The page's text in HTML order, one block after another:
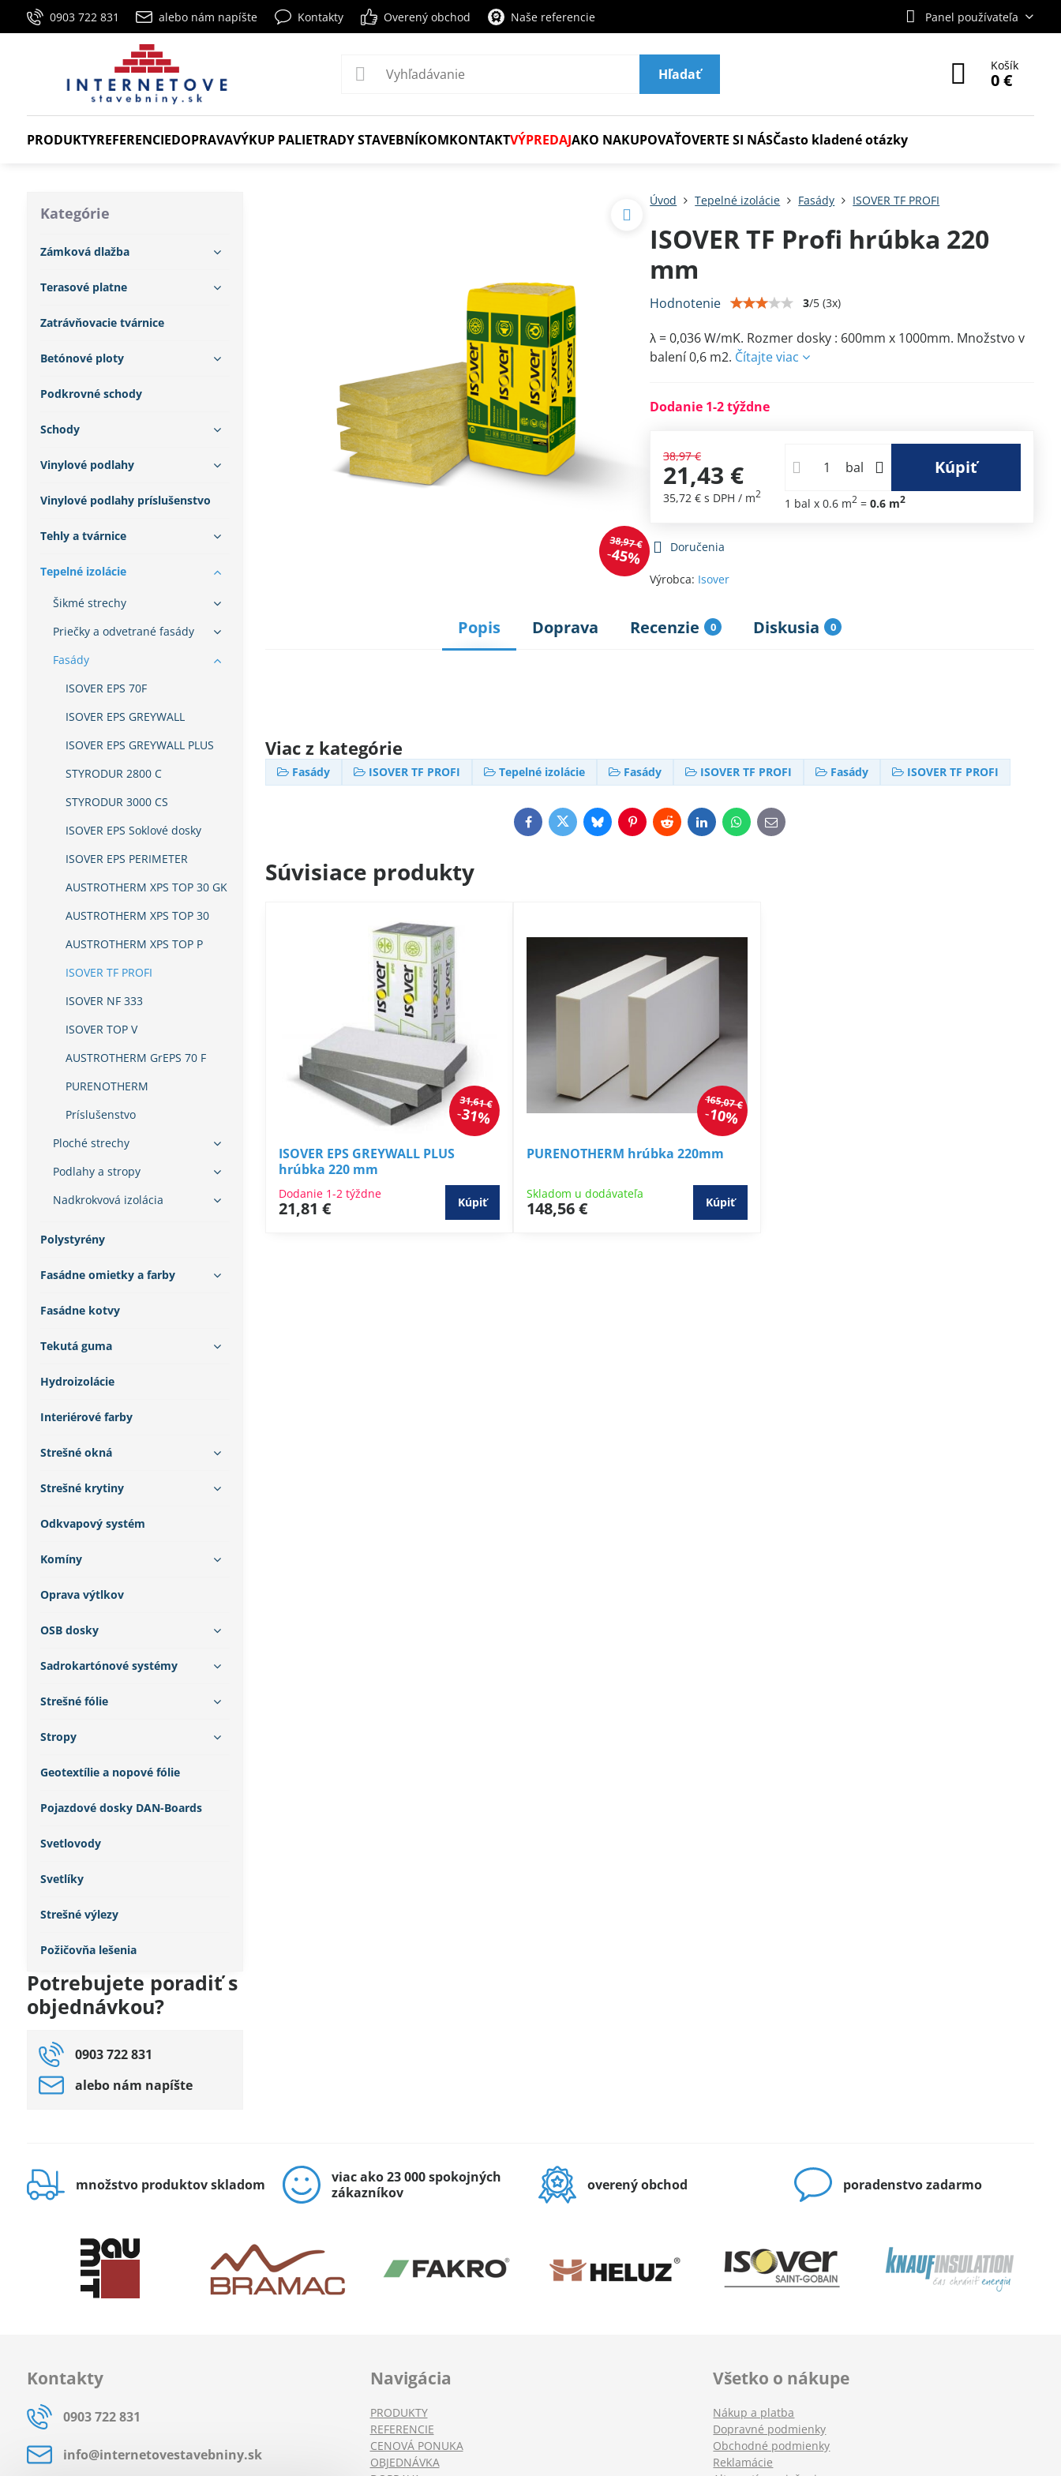
0903 722 831 alebo nám napíšte Kontakty Overený obchod Naše referencie Panel používateľa
Hľadať
Košík
0 €
PRODUKTYREFERENCIEDOPRAVAVÝKUP PALIETRADY STAVEBNÍKOMKONTAKTVÝPREDAJAKO NAKUPOVAŤOVERTE SI NÁSČasto kladené otázky
38,97 €
45%
Úvod Tepelné izolácie Fasády ISOVER TF PROFI
ISOVER TF Profi hrúbka 220
mm
Hodnotenie 3/5 (3x)
λ = 0,036 W/mK. Rozmer dosky : 600mm x 1000mm. Množstvo v
balení 0,6 m2. Čítajte viac
Dodanie 1-2 týždne
38,97 €
21,43 €
35,72 € s DPH / m2
bal Kúpiť
1 balx 0.6 m2 =0.6 m2
Doručenia
Výrobca: Isover
Popis Doprava Recenzie 0 Diskusia 0
Viac z kategórie
Fasády ISOVER TF PROFI Tepelné izolácie Fasády ISOVER TF PROFI Fasády ISOVER TF PROFI
FacebookTwitterBlueskyPinterestRedditLinkedInWhatsApp
E-
mail
Súvisiace produkty
31,61 €
31%
ISOVER EPS GREYWALL PLUS
hrúbka 220 mm
Dodanie 1-2 týždne
21,81 € Kúpiť
165,07 €
10%
PURENOTHERM hrúbka 220mm
Skladom u dodávateľa
148,56 € Kúpiť
Kategórie
Zámková dlažba
Terasové platne
Zatrávňovacie tvárnice
Betónové ploty
Podkrovné schody
Schody
Vinylové podlahy
Vinylové podlahy príslušenstvo
Tehly a tvárnice
Tepelné izolácie
Šikmé strechy
Priečky a odvetrané fasády
Fasády
ISOVER EPS 70F
ISOVER EPS GREYWALL
ISOVER EPS GREYWALL PLUS
STYRODUR 2800 C
STYRODUR 3000 CS
ISOVER EPS Soklové dosky
ISOVER EPS PERIMETER
AUSTROTHERM XPS TOP 30 GK
AUSTROTHERM XPS TOP 30
AUSTROTHERM XPS TOP P
ISOVER TF PROFI
ISOVER NF 333
ISOVER TOP V
AUSTROTHERM GrEPS 70 F
PURENOTHERM
Príslušenstvo
Ploché strechy
Podlahy a stropy
Nadkrokvová izolácia
Polystyrény
Fasádne omietky a farby
Fasádne kotvy
Tekutá guma
Hydroizolácie
Interiérové farby
Strešné okná
Strešné krytiny
Odkvapový systém
Komíny
Oprava výtlkov
OSB dosky
Sadrokartónové systémy
Strešné fólie
Stropy
Geotextílie a nopové fólie
Pojazdové dosky DAN-Boards
Svetlovody
Svetlíky
Strešné výlezy
Požičovňa lešenia
Potrebujete poradiť s
objednávkou?
0903 722 831
alebo nám napíšte
množstvo produktov skladom
viac ako 23 000 spokojných
zákazníkov
overený obchod poradenstvo zadarmo
Kontakty
0903 722 831
info​@internetovestavebniny​.sk
Navigácia
PRODUKTY
REFERENCIE
CENOVÁ PONUKA
OBJEDNÁVKA
Všetko o nákupe
Nákup a platba
Dopravné podmienky
Obchodné podmienky
Reklamácie